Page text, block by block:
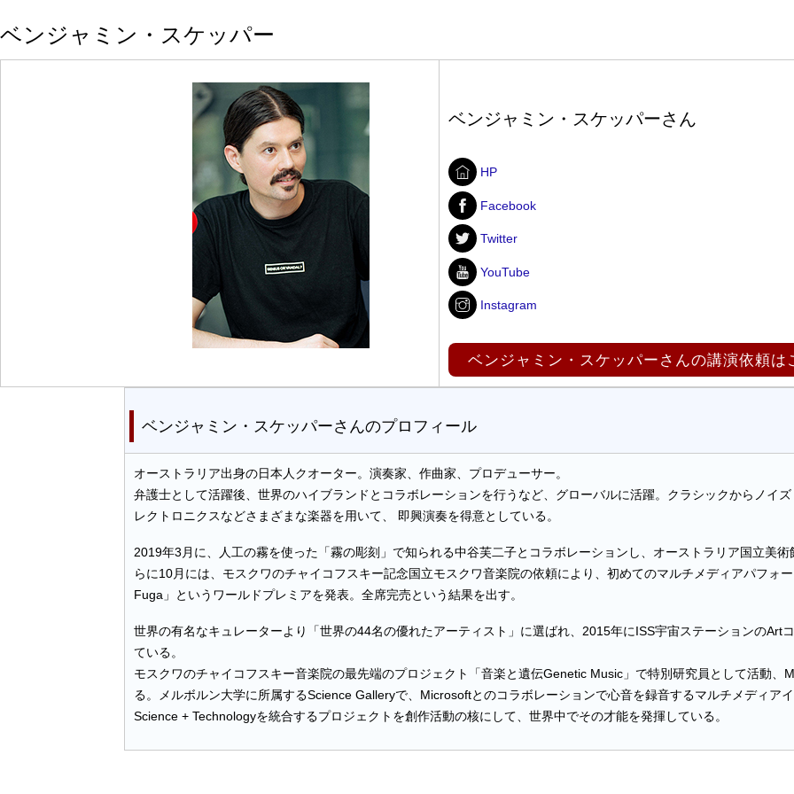
ベンジャミン・スケッパー
ベンジャミン・スケッパーさん
HP
Facebook
Twitter
YouTube
Instagram
ベンジャミン・スケッパーさんの講演依頼は
ベンジャミン・スケッパーさんのプロフィール
オーストラリア出身の日本人クオーター。演奏家、作曲家、プロデューサー。
弁護士として活躍後、世界のハイブランドとコラボレーションを行うなど、グローバルに活躍。クラシックからノイ
レクトロニクスなどさまざまな楽器を用いて、 即興演奏を得意としている。
2019年3月に、人工の霧を使った「霧の彫刻」で知られる中谷芙二子とコラボレーションし、オーストラリア国立美
らに10月には、モスクワのチャイコフスキー記念国立モスクワ音楽院の依頼により、初めてのマルチメディアパフォ
Fuga」というワールドプレミアを発表。全席完売という結果を出す。
世界の有名なキュレーターより「世界の44名の優れたアーティスト」に選ばれ、2015年にISS宇宙ステーションのArt
ている。
モスクワのチャイコフスキー音楽院の最先端のプロジェクト「音楽と遺伝Genetic Music」で特別研究員として活動、
る。メルボルン大学に所属するScience Galleryで、Microsoftとのコラボレーションで心音を録音するマルチメディア
Science + Technologyを統合するプロジェクトを創作活動の核にして、世界中でその才能を発揮している。